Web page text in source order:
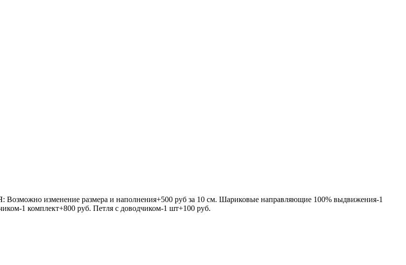
изменение размера и наполнения+500 руб за 10 см. Шариковые направляющие 100% выдвижения-1
1 комплект+800 руб. Петля с доводчиком-1 шт+100 руб.